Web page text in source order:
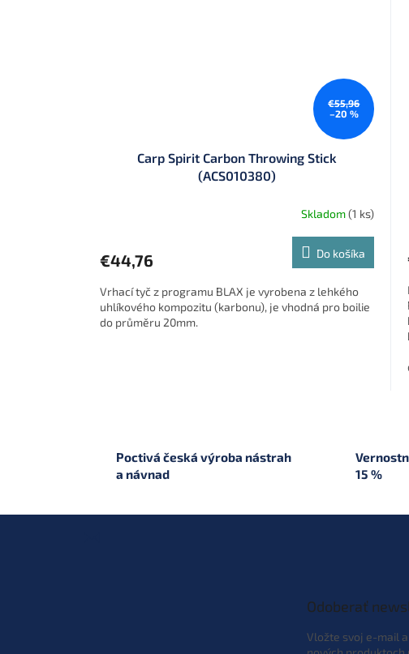
€55,96
–20 %
Carp Spirit Carbon Throwing Stick
(ACS010380)
Skladom(1 ks)
€44,76 Do košíka
Vrhací tyč z programu BLAX je vyrobena z lehkého
uhlíkového kompozitu (karbonu), je vhodná pro boilie
do průměru 20mm.
Poctivá česká výroba nástrah
a návnad
15 %
Odoberať
Vložte svoj e-mail